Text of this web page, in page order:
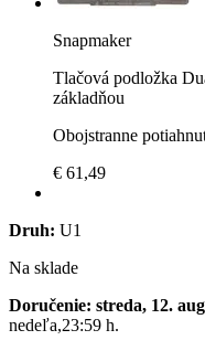
Snapmaker
Tlačová podložka
základňou
Obojstranne
€ 61,49
Druh: U1
Na sklade
Doručenie: streda, 12.
nedeľa,23:59 h.